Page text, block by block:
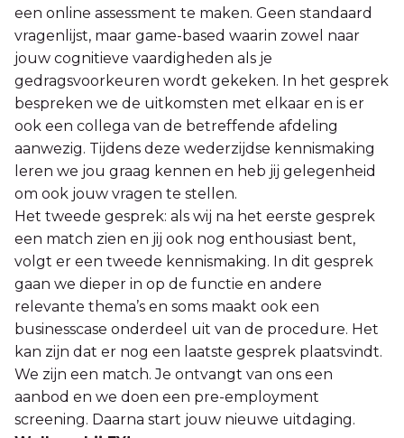
een online assessment te maken. Geen standaard
vragenlijst, maar game-based waarin zowel naar
jouw cognitieve vaardigheden als je
gedragsvoorkeuren wordt gekeken. In het gesprek
bespreken we de uitkomsten met elkaar en is er
ook een collega van de betreffende afdeling
aanwezig. Tijdens deze wederzijdse kennismaking
leren we jou graag kennen en heb jij gelegenheid
om ook jouw vragen te stellen.
Het tweede gesprek: als wij na het eerste gesprek
een match zien en jij ook nog enthousiast bent,
volgt er een tweede kennismaking. In dit gesprek
gaan we dieper in op de functie en andere
relevante thema’s en soms maakt ook een
businesscase onderdeel uit van de procedure. Het
kan zijn dat er nog een laatste gesprek plaatsvindt.
We zijn een match. Je ontvangt van ons een
aanbod en we doen een pre-employment
screening. Daarna start jouw nieuwe uitdaging.